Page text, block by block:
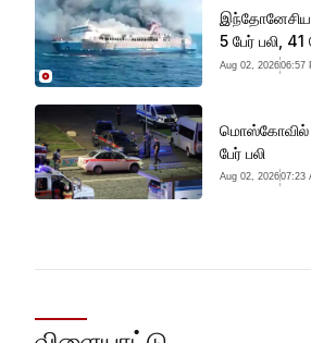
இந்தோனேசிய
5 பேர் பலி,
Aug 02, 202606:57
மொஸ்கோவில்
பேர் பலி
Aug 02, 202607:23